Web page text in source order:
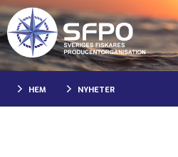
HEM NYHETER